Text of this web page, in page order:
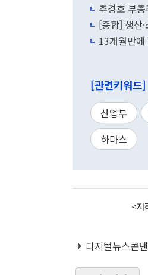
추경호 부
[종합] 생산
13개월만
[관련키워드]
산업부
하마스
<저
디지털뉴스콘